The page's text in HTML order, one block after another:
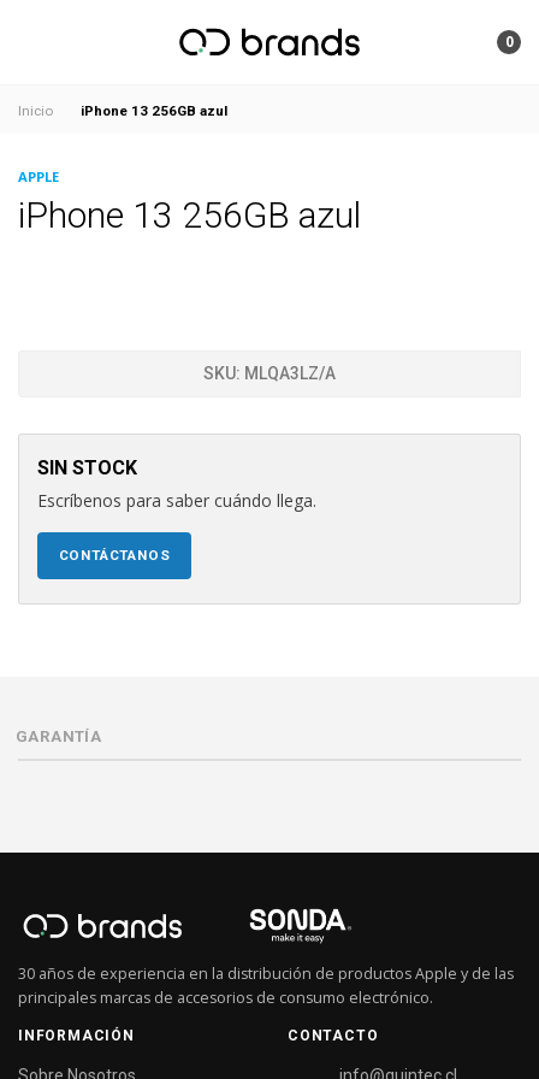
0
Inicio iPhone 13 256GB azul
APPLE
iPhone 13 256GB azul
SKU: MLQA3LZ/A
SIN STOCK
Escríbenos para saber cuándo llega.
CONTÁCTANOS
GARANTÍA
30 años de experiencia en la distribución de productos Apple y de las
principales marcas de accesorios de consumo electrónico.
INFORMACIÓN CONTACTO